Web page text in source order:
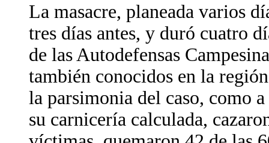
La masacre, planeada varios
tres días antes, y duró cuatro
de las Autodefensas
también conocidos en la
la parsimonia del caso, como
su carnicería calculada,